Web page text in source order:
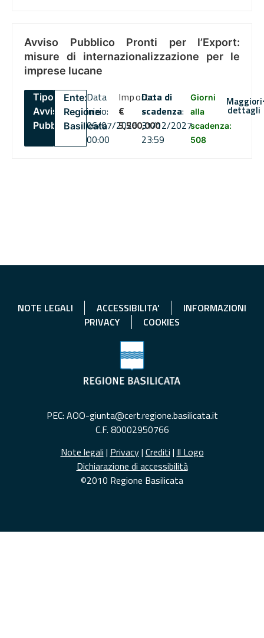
Avviso Pubblico Pronti per l’Export:
misure di internazionalizzazione per le
imprese lucane
Tipo:
Avviso
Pubblico
Ente:
Regione
Basilicata
Data
inizio:
06/07/2026
00:00
Importo
€
5,500,000
Data di
scadenza:
31/12/2027
23:59
Giorni
alla
scadenza:
508
Maggiori
dettagli
NOTE LEGALI ACCESSIBILITA'
INFORMAZIONI
PRIVACY
COOKIES
PEC: AOO-giunta@cert.regione.basilicata.it
C.F. 80002950766
Note legali | Privacy| Crediti | Il Logo
Dichiarazione di accessibilità
©2010 Regione Basilicata